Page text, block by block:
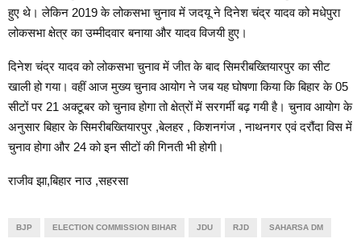
हुए थे। लेकिन 2019 के लोकसभा चुनाव में जदयू ने दिनेश चंद्र यादव को मधेपुरा
लोकसभा क्षेत्र का उम्मीदवार बनाया और यादव विजयी हुए।
दिनेश चंद्र यादव को लोकसभा चुनाव में जीत के बाद सिमरीबख्तियारपुर का सीट
खाली हो गया। वहीं आज मुख्य चुनाव आयोग ने जब यह घोषणा किया कि बिहार के 05
सीटों पर 21 अक्टूबर को चुनाव होगा तो क्षेत्रों में सरगर्मी बढ़ गयी है। चुनाव आयोग के
अनुसार बिहार के सिमरीबख्तियारपुर ,बेलहर , किशनगंज , नाथनगर एवं दरौंदा विस में
चुनाव होगा और 24 को इन सीटों की गिनती भी होगी।
राजीव झा,बिहार नाउ ,सहरसा
BJP ELECTION COMMISSION BIHAR JDU RJD SAHARSA DM